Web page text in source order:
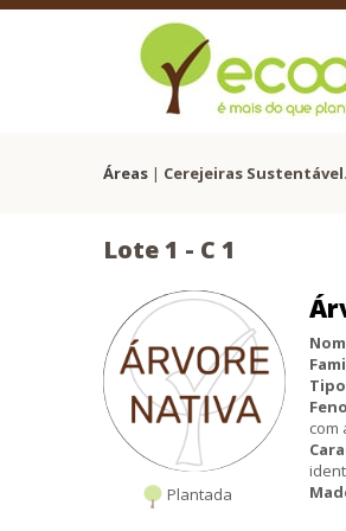
Áreas | Cerejeiras Sustentável
Lote 1 - C 1
Plantada
com